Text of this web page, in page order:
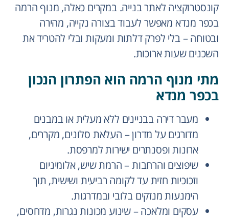
קונסטרוקציה לאתר בנייה. במקרים כאלה, מנוף הרמה
בכפר מנדא מאפשר לעבוד בצורה נקייה, מהירה
ובטוחה – בלי לפרק דלתות ומעקות ובלי להטריד את
השכנים שעות ארוכות.
מתי מנוף הרמה הוא הפתרון הנכון
בכפר מנדא
מעבר דירה בבניינים ללא מעלית או במבנים
מדורגים על מדרון – העלאת סלונים, מקררים,
ארונות ופסנתרים ישירות למרפסת.
שיפוצים והרחבות – הרמת שיש, אלומיניום
וזכוכיות חזית עד לקומה רביעית ושישית, תוך
הימנעות מנזקים בלובי ובמדרגות.
עסקים ומלאכה – שינוע מכונות נגרות, מדחסים,